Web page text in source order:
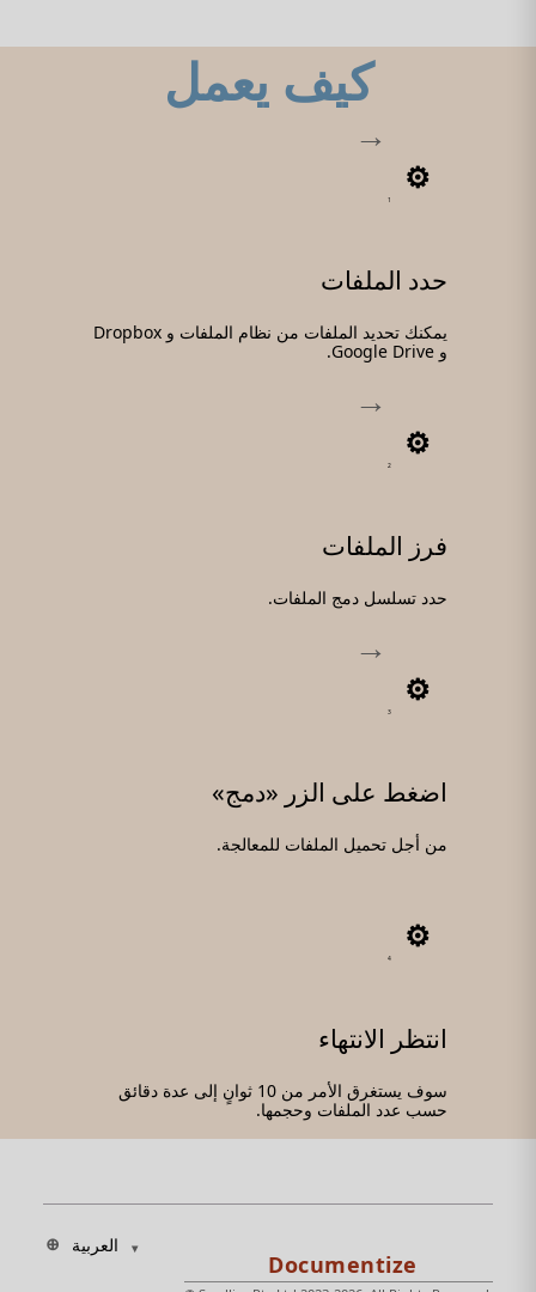
كيف يعمل
1
حدد الملفات
يمكنك تحديد الملفات من نظام الملفات و Dropbox
و Google Drive.
2
فرز الملفات
حدد تسلسل دمج الملفات.
3
اضغط على الزر «دمج»
من أجل تحميل الملفات للمعالجة.
4
انتظر الانتهاء
سوف يستغرق الأمر من 10 ثوانٍ إلى عدة دقائق
حسب عدد الملفات وحجمها.
العربية